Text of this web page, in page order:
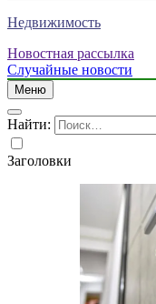
Недвижимость
Новостная рассылка
Случайные новости
Меню
Найти:
Заголовки